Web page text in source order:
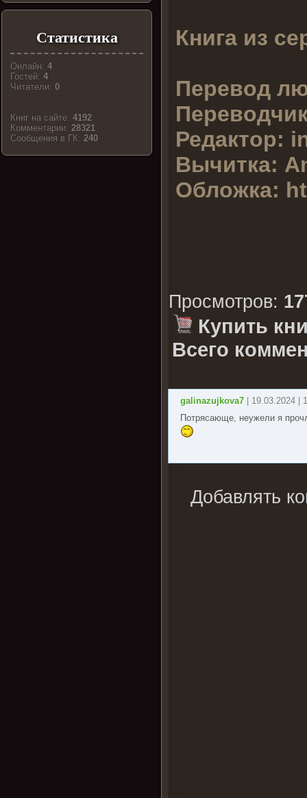
Статистика
Онлайн:4
Гостей:4
Читатели:0
Книг на сайте:4192
Комментарии:28321
Cообщения в ГК:240
Книга из
Перевод
Редактор:
Вычитка:
Обложка:
Просмотров:
Купить
Всего
galinazujkova7 | 19.03.2024 |
Потрясающе, неужели я
Добавлять